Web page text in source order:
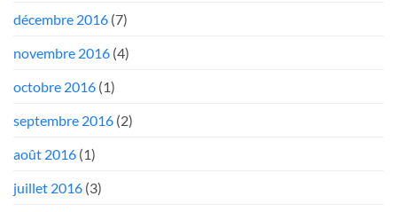
décembre 2016 (7)
novembre 2016 (4)
octobre 2016 (1)
septembre 2016 (2)
août 2016 (1)
juillet 2016 (3)